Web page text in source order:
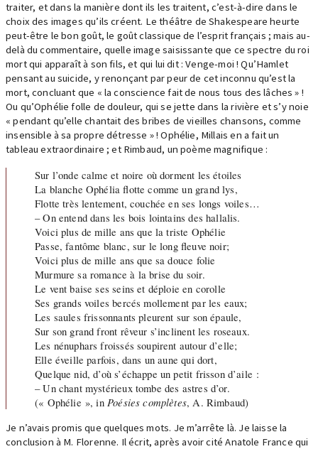
traiter, et dans la manière dont ils les traitent, c’est-à-dire dans le
choix des images qu’ils créent. Le théâtre de Shakespeare heurte
peut-être le bon goût, le goût classique de l’esprit français ; mais au-
delà du commentaire, quelle image saisissante que ce spectre du roi
mort qui apparaît à son fils, et qui lui dit : Venge-moi ! Qu’Hamlet
pensant au suicide, y renonçant par peur de cet inconnu qu’est la
mort, concluant que « la conscience fait de nous tous des lâches » !
Ou qu’Ophélie folle de douleur, qui se jette dans la rivière et s’y noie
« pendant qu’elle chantait des bribes de vieilles chansons, comme
insensible à sa propre détresse » ! Ophélie, Millais en a fait un
tableau extraordinaire ; et Rimbaud, un poème magnifique :
Sur l’onde calme et noire où dorment les étoiles
La blanche Ophélia flotte comme un grand lys,
Flotte très lentement, couchée en ses longs voiles…
– On entend dans les bois lointains des hallalis.
Voici plus de mille ans que la triste Ophélie
Passe, fantôme blanc, sur le long fleuve noir;
Voici plus de mille ans que sa douce folie
Murmure sa romance à la brise du soir.
Le vent baise ses seins et déploie en corolle
Ses grands voiles bercés mollement par les eaux;
Les saules frissonnants pleurent sur son épaule,
Sur son grand front rêveur s’inclinent les roseaux.
Les nénuphars froissés soupirent autour d’elle;
Elle éveille parfois, dans un aune qui dort,
Quelque nid, d’où s’échappe un petit frisson d’aile :
– Un chant mystérieux tombe des astres d’or.
(« Ophélie », inPoésies complètes, A. Rimbaud)
Je n’avais promis que quelques mots. Je m’arrête là. Je laisse la
conclusion à M. Florenne. Il écrit, après avoir cité Anatole France qui